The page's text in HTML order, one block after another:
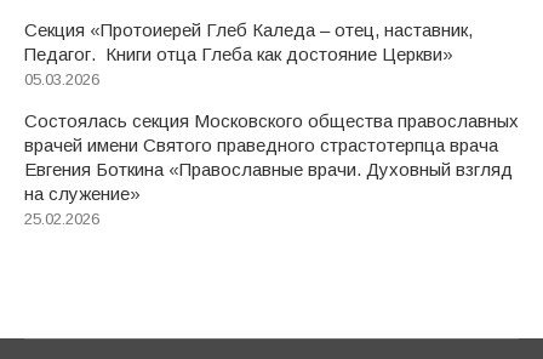
Секция «Протоиерей Глеб Каледа – отец, наставник,
Педагог. Книги отца Глеба как достояние Церкви»
05.03.2026
Состоялась секция Московского общества православных
врачей имени Святого праведного страстотерпца врача
Евгения Боткина «Православные врачи. Духовный взгляд
на служение»
25.02.2026